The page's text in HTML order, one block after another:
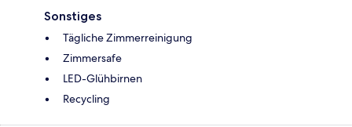
Sonstiges
Tägliche Zimmerreinigung
Zimmersafe
LED-Glühbirnen
Recycling